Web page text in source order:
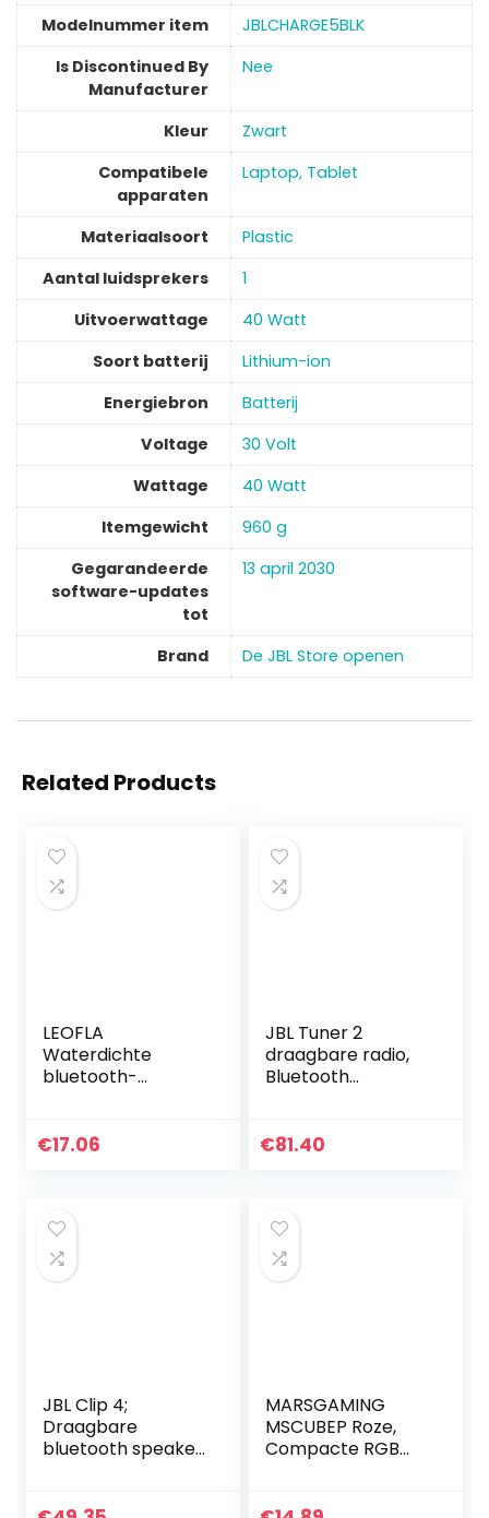
Modelnummer item
‎JBLCHARGE5BLK
Is Discontinued By
Manufacturer
‎Nee
Kleur
‎Zwart
Compatibele
apparaten
‎Laptop, Tablet
Materiaalsoort
Plastic
Aantal luidsprekers
‎1
Uitvoerwattage
‎40 Watt
Soort batterij
‎Lithium-ion
Energiebron
‎Batterij
Voltage
‎30 Volt
Wattage
‎40 Watt
Itemgewicht
‎960 g
Gegarandeerde
software-updates
tot
‎13 april 2030
Brand De JBL Store openen
Related Products
LEOFLA
Waterdichte
bluetooth-
met handsfree-
€17.06
JBL Tuner 2
draagbare radio,
Bluetooth
12 uur draadloze
€81.40
JBL Clip 4;
Draagbare
bluetooth speaker
MARSGAMING
MSCUBEP Roze,
Compacte RGB